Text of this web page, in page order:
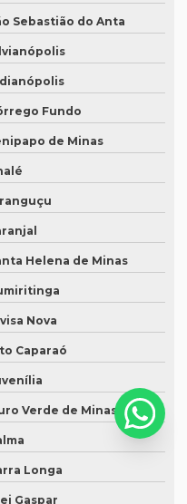
Sebastião do Anta
Fundo
de Minas
Helena de Minas
Nova
Caparaó
Verde de Minas
Longa
Gaspar